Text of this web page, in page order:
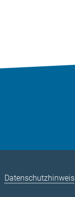
Datenschutzhinweis